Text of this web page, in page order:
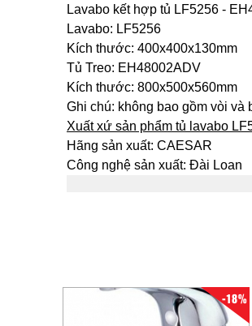
Lavabo kết hợp tủ LF5256 -
Lavabo: LF5256
Kích thước: 400x400x130mm
Tủ Treo: EH48002ADV
Kích thước: 800x500x560mm
Ghi chú: không bao gồm vòi và
Xuất xứ sản phẩm tủ lavabo
Hãng sản xuất: CAESAR
Công nghệ sản xuất: Đài Loan
-18%